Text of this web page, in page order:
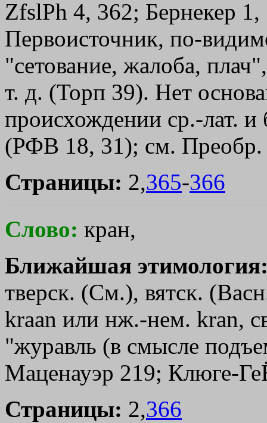
ZfslPh 4, 362; Бернекер
Первоисточник, по-
"сетование, жалоба,
т. д. (Торп 39). Нет
происхождении ср.-лат. и
(РФВ 18, 31); см. Преобр.
Страницы: 2,365-366
Слово: кран,
Ближайшая
тверск. (См.), вятск.
krааn или нж.-нем. kran,
"журавль (в смысле
Маценауэр 219; Клюге-
Страницы: 2,366